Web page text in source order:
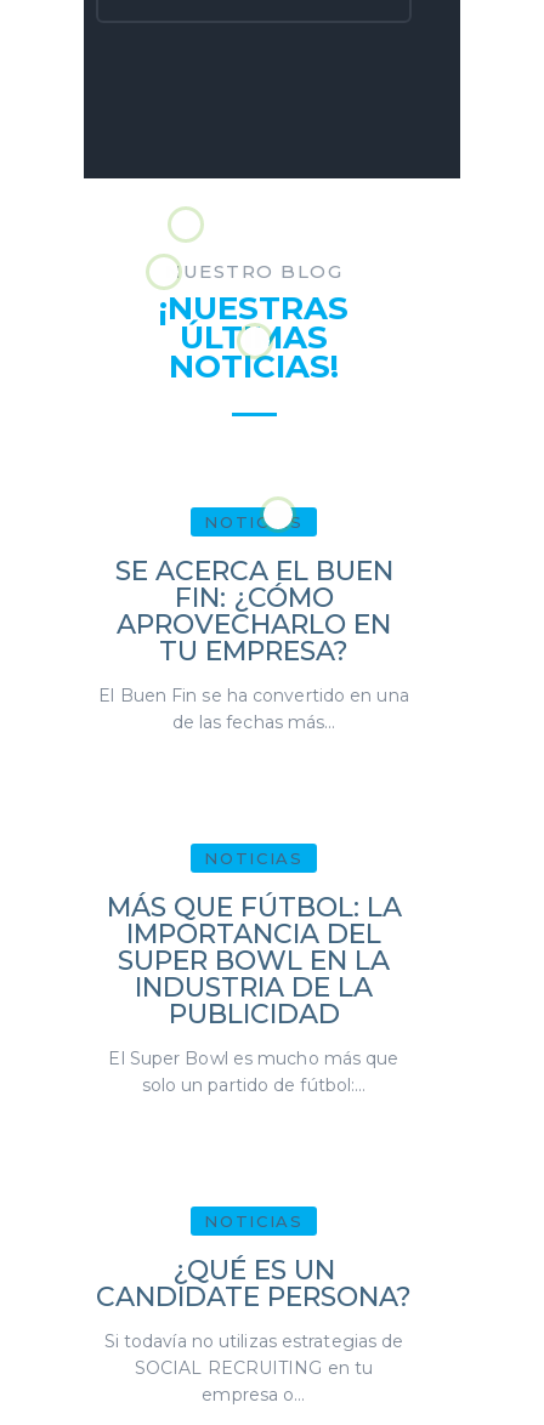
NUESTRO BLOG
¡NUESTRAS
ÚLTIMAS
NOTICIAS!
NOTICIAS
SE ACERCA EL BUEN
FIN: ¿CÓMO
APROVECHARLO EN
TU EMPRESA?
El Buen Fin se ha convertido en una
de las fechas más...
NOTICIAS
MÁS QUE FÚTBOL: LA
IMPORTANCIA DEL
SUPER BOWL EN LA
INDUSTRIA DE LA
PUBLICIDAD
El Super Bowl es mucho más que
solo un partido de fútbol:...
NOTICIAS
¿QUÉ ES UN
CANDIDATE PERSONA?
Si todavía no utilizas estrategias de
SOCIAL RECRUITING en tu
empresa o...